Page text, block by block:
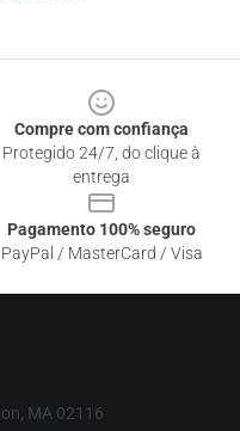
Compre com confiança
Protegido 24/7, do clique à
entrega
Pagamento 100% seguro
PayPal / MasterCard / Visa
MA 02116